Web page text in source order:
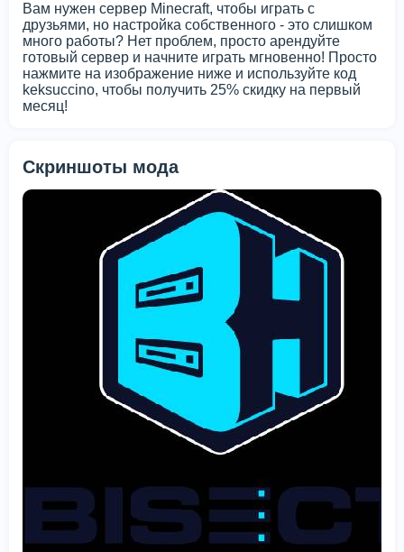
Вам нужен сервер Minecraft, чтобы играть с
друзьями, но настройка собственного - это слишком
много работы? Нет проблем, просто арендуйте
готовый сервер и начните играть мгновенно! Просто
нажмите на изображение ниже и используйте код
keksuccino, чтобы получить 25% скидку на первый
месяц!
Скриншоты мода